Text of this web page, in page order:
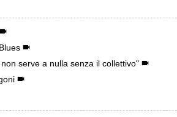
serve a nulla senza il collettivo"